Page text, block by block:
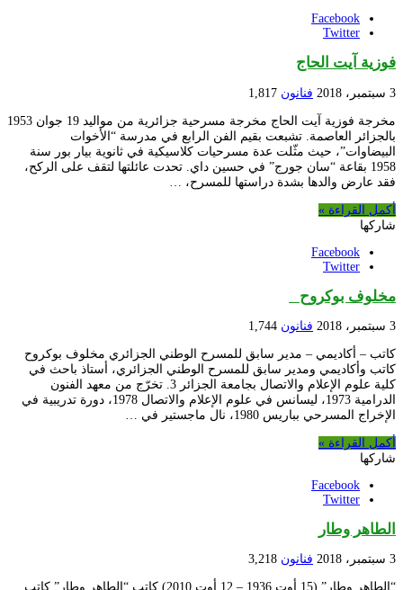
Facebook
Twitter
فوزية آيت الحاج
3 سبتمبر، 2018 فنانون 1,817
مخرجة فوزية آيت الحاج مخرجة مسرحية جزائرية من مواليد 19 جوان 1953
بالجزائر العاصمة. تشبعت بقيم الفن الرابع في مدرسة “الأخوات
البيضاوات”، حيث مثّلت عدة مسرحيات كلاسيكية في ثانوية بيار بور سنة
1958 بقاعة “سان جورج” في حسين داي. تحدت عائلتها لتقف على الركح،
فقد عارض والدها بشدة دراستها للمسرح، …
أكمل القراءة »
شاركها
Facebook
Twitter
مخلوف بوكروح
3 سبتمبر، 2018 فنانون 1,744
كاتب – أكاديمي – مدير سابق للمسرح الوطني الجزائري مخلوف بوكروح
كاتب وأكاديمي ومدير سابق للمسرح الوطني الجزائري، أستاذ باحث في
كلية علوم الإعلام والاتصال بجامعة الجزائر 3. تخرّج من معهد الفنون
الدرامية 1973، ليسانس في علوم الإعلام والاتصال 1978، دورة تدريبية في
الإخراج المسرحي بباريس 1980، نال ماجستير في …
أكمل القراءة »
شاركها
Facebook
Twitter
الطاهر وطار
3 سبتمبر، 2018 فنانون 3,218
“الطاهر وطار” (15 أوت 1936 – 12 أوت 2010) كاتب “الطاهر وطار” كاتب